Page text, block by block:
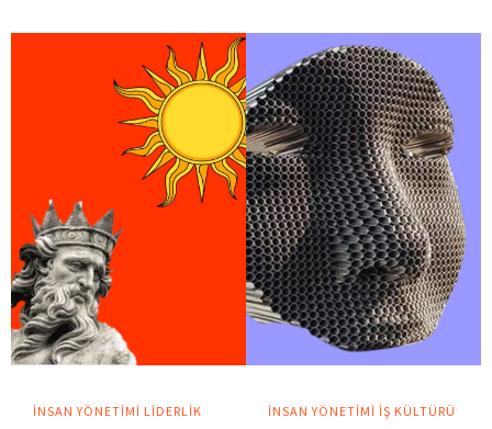
İNSAN YÖNETIMI LIDERLIK
İNSAN YÖNETIMI İŞ KÜLTÜRÜ